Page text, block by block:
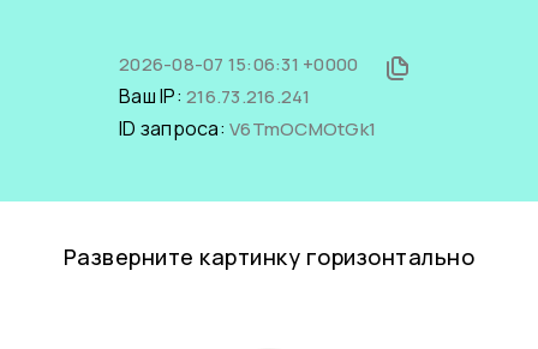
2026-08-07 15:06:31 +0000
Ваш IP: 216.73.216.241
ID запроса: V6TmOCMOtGk1
Разверните картинку горизонтально